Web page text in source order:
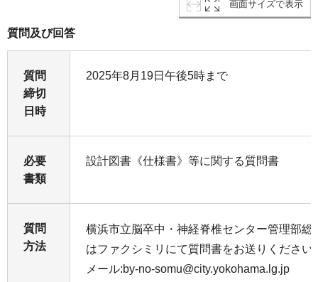
画面サイズで表示
質問及び回答
質問
締切
日時
2025年8月19日午後5時まで
必要
書類
設計図書《仕様書》等に関する質問書
質問
方法
横浜市立脳卒中・神経脊椎センター管理部総
はファクシミリにて質問書をお送りください
メール:by-no-somu@city.yokohama.lg.jp